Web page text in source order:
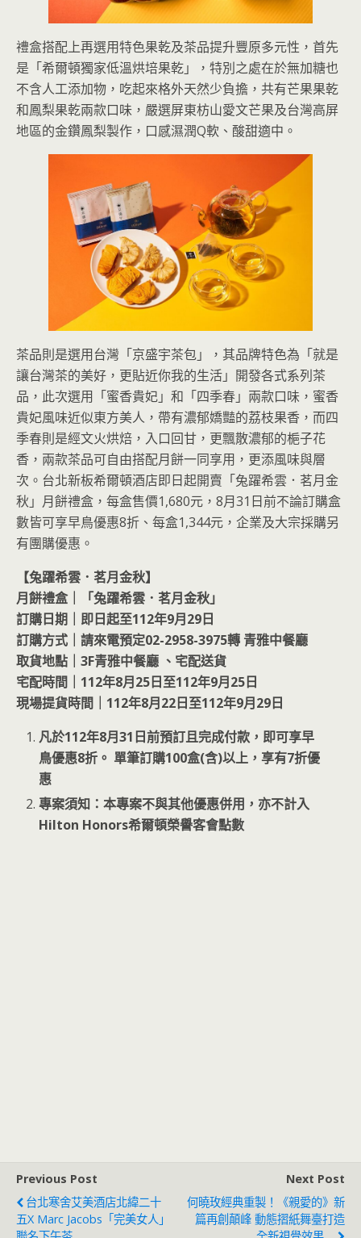
禮盒搭配上再選用特色果乾及茶品提升豐原多元性，首先
是「希爾頓獨家低溫烘培果乾」，特別之處在於無加糖也
不含人工添加物，吃起來格外天然少負擔，共有芒果果乾
和鳳梨果乾兩款口味，嚴選屏東枋山愛文芒果及台灣高屏
地區的金鑽鳳梨製作，口感濕潤Q軟、酸甜適中。
茶品則是選用台灣「京盛宇茶包」，其品牌特色為「就是
讓台灣茶的美好，更貼近你我的生活」開發各式系列茶
品，此次選用「蜜香貴妃」和「四季春」兩款口味，蜜香
貴妃風味近似東方美人，帶有濃郁嬌豔的荔枝果香，而四
季春則是經文火烘焙，入口回甘，更飄散濃郁的梔子花
香，兩款茶品可自由搭配月餅一同享用，更添風味與層
次。台北新板希爾頓酒店即日起開賣「兔躍希雲．茗月金
秋」月餅禮盒，每盒售價1,680元，8月31日前不論訂購盒
數皆可享早鳥優惠8折、每盒1,344元，企業及大宗採購另
有團購優惠。
【兔躍希雲．茗月金秋】
月餅禮盒｜「兔躍希雲．茗月金秋」
訂購日期｜即日起至112年9月29日
訂購方式｜請來電預定02-2958-3975轉 青雅中餐廳
取貨地點｜3F青雅中餐廳 、宅配送貨
宅配時間｜112年8月25日至112年9月25日
現場提貨時間｜112年8月22日至112年9月29日
凡於112年8月31日前預訂且完成付款，即可享早
鳥優惠8折。 單筆訂購100盒(含)以上，享有7折優
惠
專案須知：本專案不與其他優惠併用，亦不計入
Hilton Honors希爾頓榮譽客會點數
Previous Post
台北寒舍艾美酒店北緯二十
五x Marc Jacobs「完美女人」
Next Post
何曉玫經典重製！《親愛的》新
篇再創顛峰 動態摺紙舞臺打造